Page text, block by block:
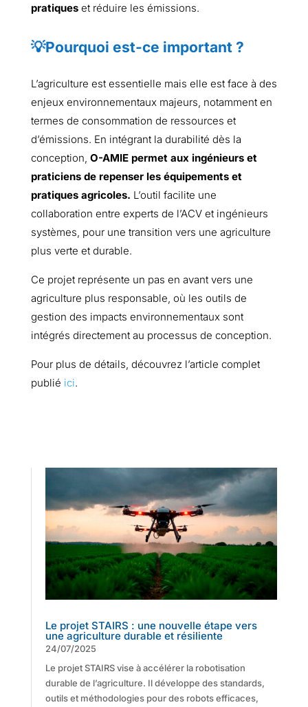
pratiqueset réduire les émissions.
💡Pourquoi est-ce important ?
L’agriculture est essentielle mais elle est face à des
enjeux environnementaux majeurs, notamment en
termes de consommation de ressources et
d’émissions. En intégrant la durabilité dès la
conception, O-AMIE permet aux ingénieurs et
praticiens de repenser les équipements et
pratiques agricoles. L’outil facilite une
collaboration entre experts de l’ACV et ingénieurs
systèmes, pour une transition vers une agriculture
plus verte et durable.
Ce projet représente un pas en avant vers une
agriculture plus responsable, où les outils de
gestion des impacts environnementaux sont
intégrés directement au processus de conception.
Pour plus de détails, découvrez l’article complet
publié ici.
Le projet STAIRS : une nouvelle étape vers
une agriculture durable et résiliente
24/07/2025
Le projet STAIRS vise à accélérer la robotisation
durable de l’agriculture. Il développe des standards,
outils et méthodologies pour des robots efficaces,